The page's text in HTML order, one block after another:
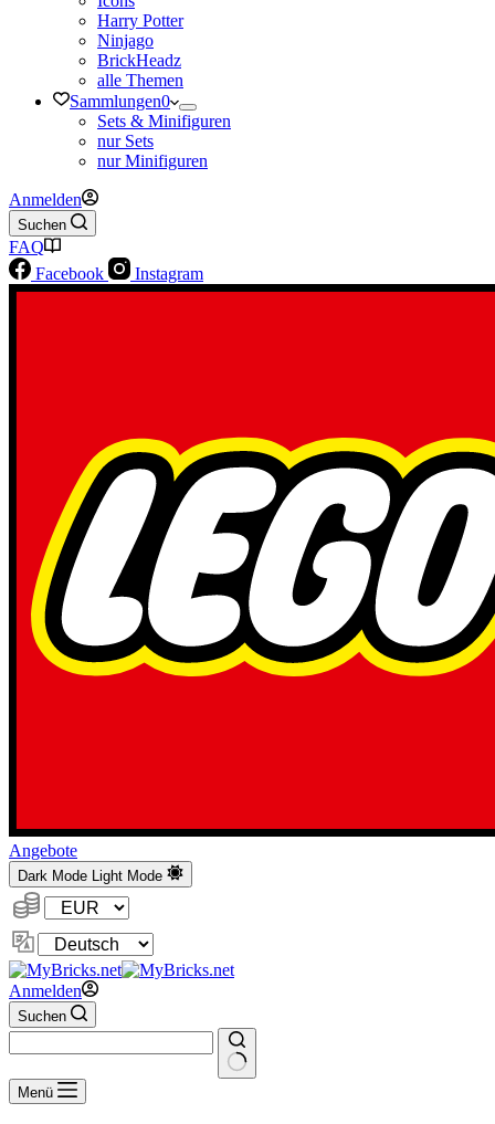
Harry Potter
Ninjago
BrickHeadz
alle Themen
Sammlungen0
Sets & Minifiguren
nur Sets
nur Minifiguren
Anmelden
Suchen
FAQ
Facebook
Instagram
Angebote
Dark Mode Light Mode
Währung:
Sprache
ändern
Anmelden
Suchen
Keine
Ergebnisse
Menü